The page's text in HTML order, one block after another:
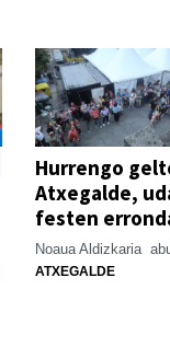
Hurrengo
Atxegalde,
festen
Noaua Aldizkaria
ATXEGALDE